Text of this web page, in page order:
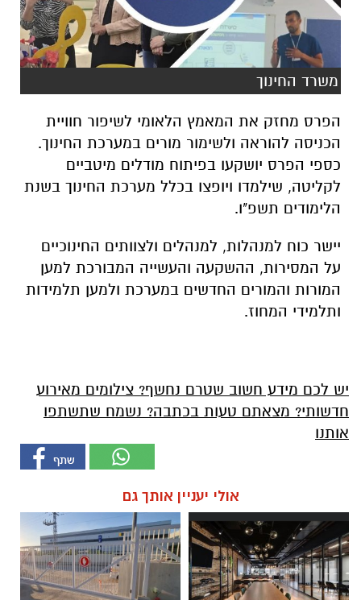
משרד החינוך
הפרס מחזק את המאמץ הלאומי לשיפור חוויית
הכניסה להוראה ולשימור מורים במערכת החינוך.
כספי הפרס יושקעו בפיתוח מודלים מיטביים
לקליטה, שילמדו ויופצו בכלל מערכת החינוך בשנת
הלימודים תשפ"ו.
יישר כוח למנהלות, למנהלים ולצוותים החינוכיים
על המסירות, ההשקעה והעשייה המבורכת למען
המורות והמורים החדשים במערכת ולמען תלמידות
ותלמידי המחוז.
יש לכם מידע חשוב שטרם נחשף? צילומים מאירוע
חדשותי? מצאתם טעות בכתבה? נשמח שתשתפו
אותנו
אולי יעניין אותך גם